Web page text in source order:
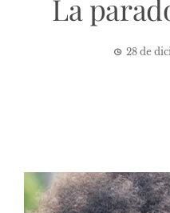
La
28 de